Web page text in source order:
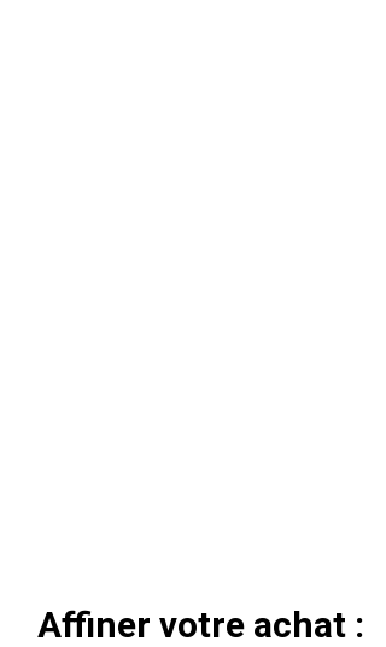
Affiner votre achat :